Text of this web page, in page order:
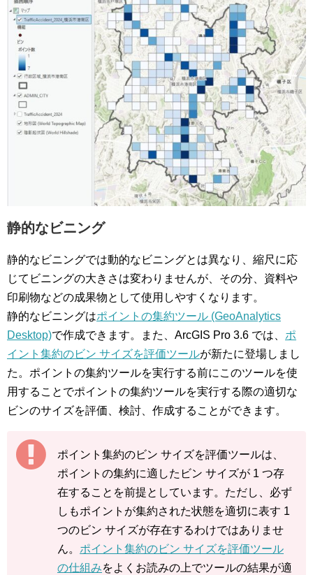
静的なビニング
静的なビニングでは動的なビニングとは異なり、縮尺に応
じてビニングの大きさは変わりませんが、その分、資料や
印刷物などの成果物として使用しやすくなります。
静的なビニングはポイントの集約ツール (GeoAnalytics
Desktop)で作成できます。また、ArcGIS Pro 3.6 では、 ポ
イント集約のビン サイズを評価ツールが新たに登場しまし
た。ポイントの集約ツールを実行する前にこのツールを使
用することでポイントの集約ツールを実行する際の適切な
ビンのサイズを評価、検討、作成することができます。
ポイント集約のビン サイズを評価ツールは、
ポイントの集約に適したビン サイズが 1 つ存
在することを前提としています。ただし、必ず
しもポイントが集約された状態を適切に表す 1
つのビン サイズが存在するわけではありませ
ん。 ポイント集約のビン サイズを評価ツール
の仕組みをよくお読みの上でツールの結果が適